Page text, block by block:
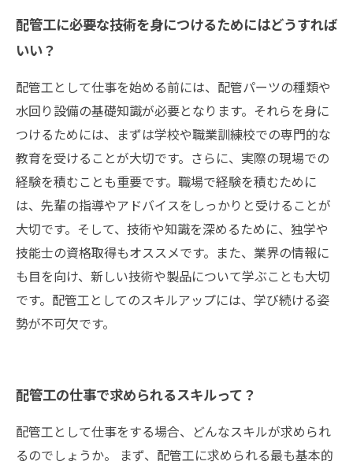
配管工に必要な技術を身につけるためにはどうすれば
いい？
配管工として仕事を始める前には、配管パーツの種類や
水回り設備の基礎知識が必要となります。それらを身に
つけるためには、まずは学校や職業訓練校での専門的な
教育を受けることが大切です。さらに、実際の現場での
経験を積むことも重要です。職場で経験を積むために
は、先輩の指導やアドバイスをしっかりと受けることが
大切です。そして、技術や知識を深めるために、独学や
技能士の資格取得もオススメです。また、業界の情報に
も目を向け、新しい技術や製品について学ぶことも大切
です。配管工としてのスキルアップには、学び続ける姿
勢が不可欠です。
配管工の仕事で求められるスキルって？
配管工として仕事をする場合、どんなスキルが求められ
るのでしょうか。 まず、配管工に求められる最も基本的